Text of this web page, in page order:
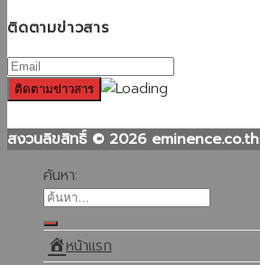
ติดตามข่าวสาร
สงวนลิขสิทธิ์ © 2026 eminence.co.th
ค้นหา:
หน้าแรก